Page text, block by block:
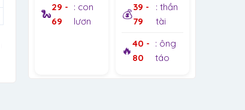
🐍
29 -
69
: con
lươn
💰
39 -
79
: thần
tài
🔥
40 -
80
: ông
táo